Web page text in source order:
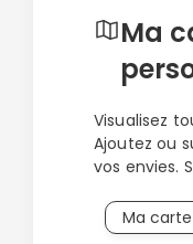
Ma
Visualisez
Ajoutez ou
vos envies.
Ma carte